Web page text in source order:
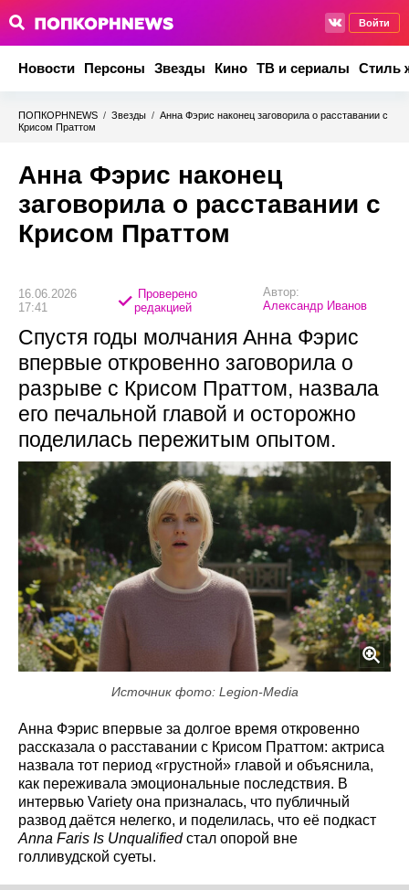
Войти
Новости Персоны Звезды Кино ТВ и сериалы Стиль
ПОПКОРНNEWS / Звезды / Анна Фэрис наконец заговорила о расставании с
Крисом Праттом
Анна Фэрис наконец
заговорила о расставании с
Крисом Праттом
16.06.2026
17:41
Проверено
редакцией
Автор:
Александр Иванов
Спустя годы молчания Анна Фэрис
впервые откровенно заговорила о
разрыве с Крисом Праттом, назвала
его печальной главой и осторожно
поделилась пережитым опытом.
Источник фото: Legion-Media
Анна Фэрис впервые за долгое время откровенно
рассказала о расставании с Крисом Праттом: актриса
назвала тот период «грустной» главой и объяснила,
как переживала эмоциональные последствия. В
интервью Variety она призналась, что публичный
развод даётся нелегко, и поделилась, что её подкаст
Anna Faris Is Unqualifiedстал опорой вне
голливудской суеты.